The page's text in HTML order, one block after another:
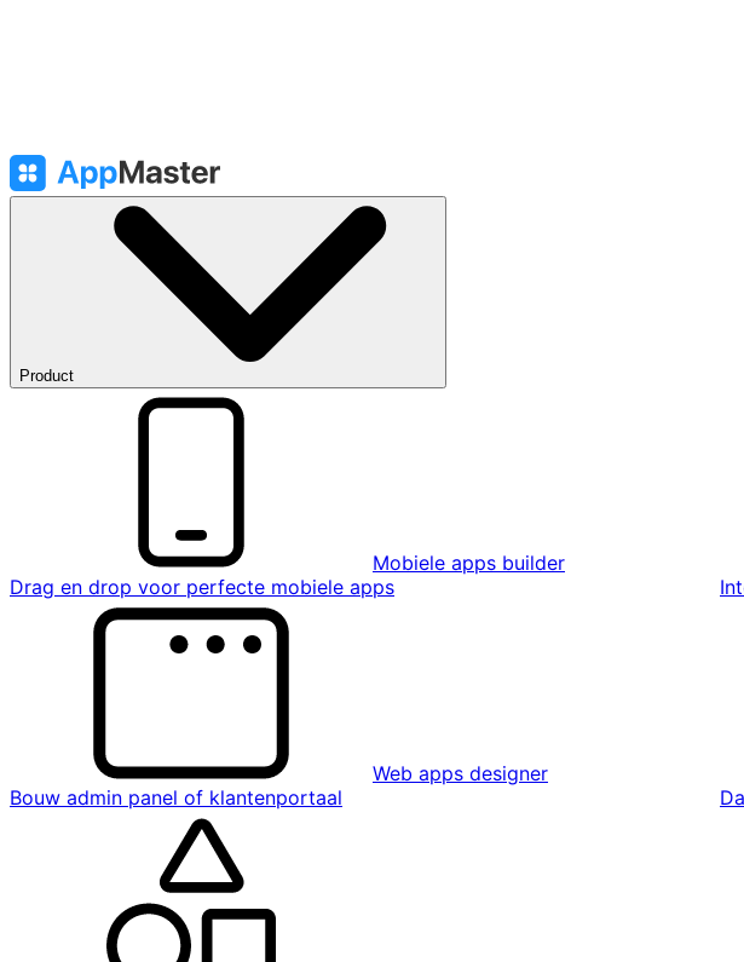
Product
Mobiele apps builder
Drag en drop voor perfecte mobiele apps
Web apps designer
Bouw admin panel of klantenportaal